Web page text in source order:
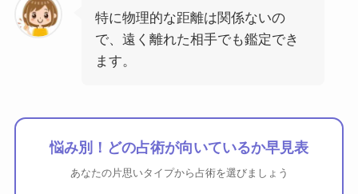
特に物理的な距離は関係ないの
で、遠く離れた相手でも鑑定でき
ます。
悩み別！どの占術が向いているか早見表
あなたの片思いタイプから占術を選びましょう